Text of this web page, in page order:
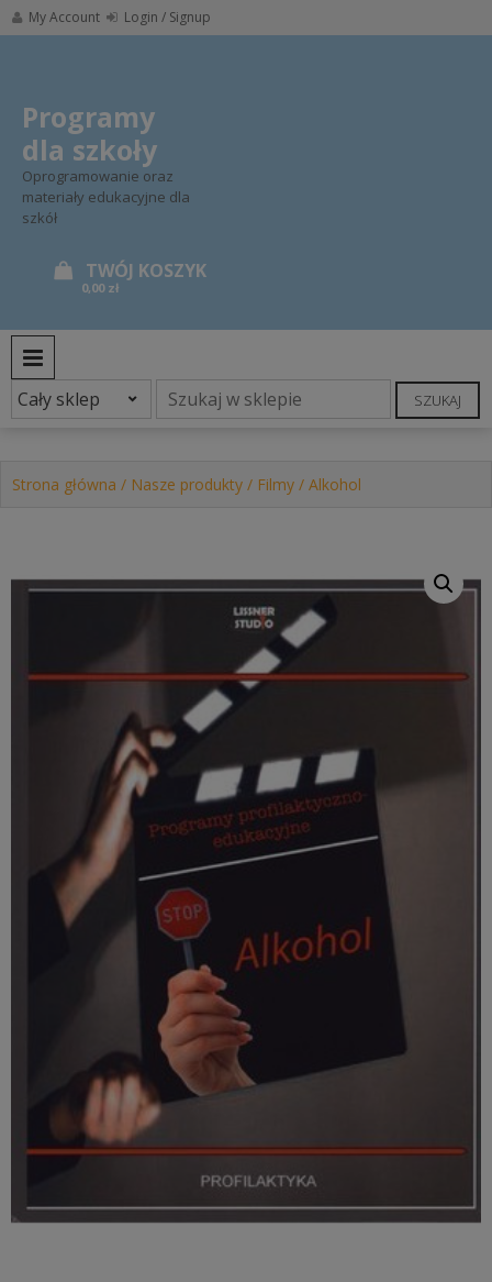
Skip
to
My Account Login / Signup
Programy
dla szkoły
Oprogramowanie oraz
materiały edukacyjne dla
szkół
0,00 zł
SZUKAJ
Strona główna / Nasze produkty / Filmy / Alkohol